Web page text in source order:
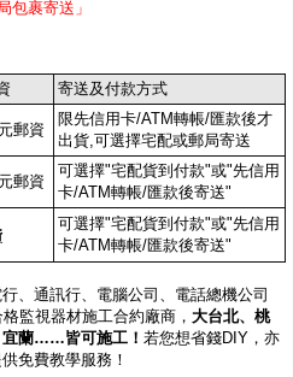
紙
包裹寄送」
寄送及付款方式
郵資
限先信用卡/ATM轉帳/匯款後才
出貨,可選擇宅配或郵局寄送
郵資
可選擇"宅配貨到付款"或"先信用
卡/ATM轉帳/匯款後寄送"
可選擇"宅配貨到付款"或"先信用
卡/ATM轉帳/匯款後寄送"
、通訊行、電腦公司、電話總機公司
監視器材施工合約廠商， 大台北、桃
宜蘭……皆可施工！ 若您想省錢DIY，亦
免費教學服務！